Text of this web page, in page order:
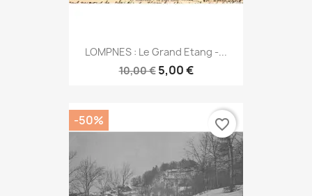
LOMPNES : Le Grand Etang -...
10,00 € 5,00 €
-50% favorite_border